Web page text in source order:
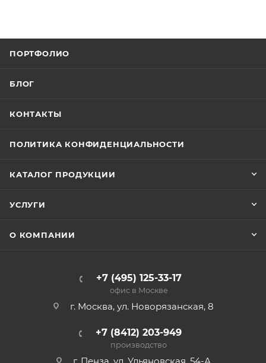
ПОРТФОЛИО
БЛОГ
КОНТАКТЫ
ПОЛИТИКА КОНФИДЕНЦИАЛЬНОСТИ
КАТАЛОГ ПРОДУКЦИИ
УСЛУГИ
О КОМПАНИИ
+7 (495) 125-33-17
офис в Москве
г. Москва, ул. Новорязанская, 8
+7 (8412) 203-949
производство